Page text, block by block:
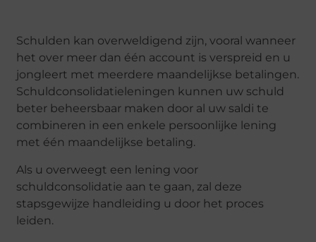
Schulden kan overweldigend zijn, vooral wanneer
het over meer dan één account is verspreid en u
jongleert met meerdere maandelijkse betalingen.
Schuldconsolidatieleningen kunnen uw schuld
beter beheersbaar maken door al uw saldi te
combineren in een enkele persoonlijke lening
met één maandelijkse betaling.
Als u overweegt een lening voor
schuldconsolidatie aan te gaan, zal deze
stapsgewijze handleiding u door het proces
leiden.